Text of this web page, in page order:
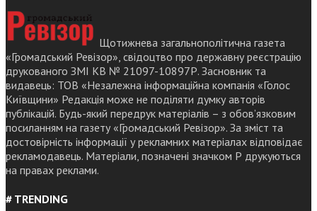
Щотижнева загальнополітична газета
«Громадський Ревізор», свідоцтво про державну реєстрацію
друкованого ЗМІ КВ № 21097-10897Р. Засновник та
видавець: ТОВ «Незалежна інформаційна компанія «Голос
Київщини» Редакція може не поділяти думку авторів
публікацій. Будь-який передрук матеріалів – з обов’язковим
посиланням на газету «Громадський Ревізор». За зміст та
достовірність інформації у рекламних матеріалах відповідає
рекламодавець. Матеріали, позначені значком Р друкуються
на правах реклами.
# TRENDING